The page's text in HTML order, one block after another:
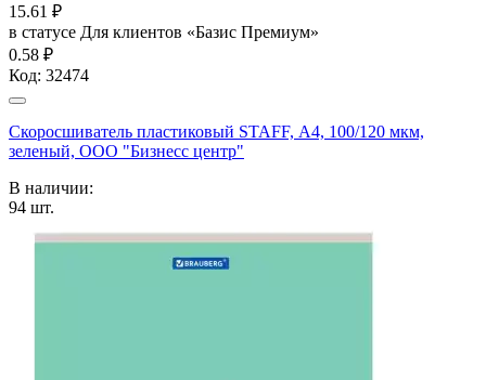
15.61 ₽
в статусе Для клиентов «Базис Премиум»
0.58 ₽
Код: 32474
Скоросшиватель пластиковый STAFF, А4, 100/120 мкм,
зеленый, ООО "Бизнесс центр"
В наличии:
94 шт.